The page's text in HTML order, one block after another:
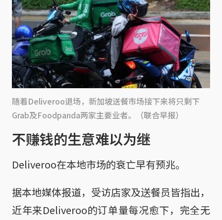
随着Deliveroo退场，新加坡送餐市场接下来将只剩下
Grab及Foodpanda两家主要业者。（联合早报）
不赚钱的生意难以为继
Deliveroo在本地市场的衰亡早有预兆。
据本地媒体报道，受访店家及送餐员皆指出，
近年来Deliveroo的订单量每况愈下，完全无